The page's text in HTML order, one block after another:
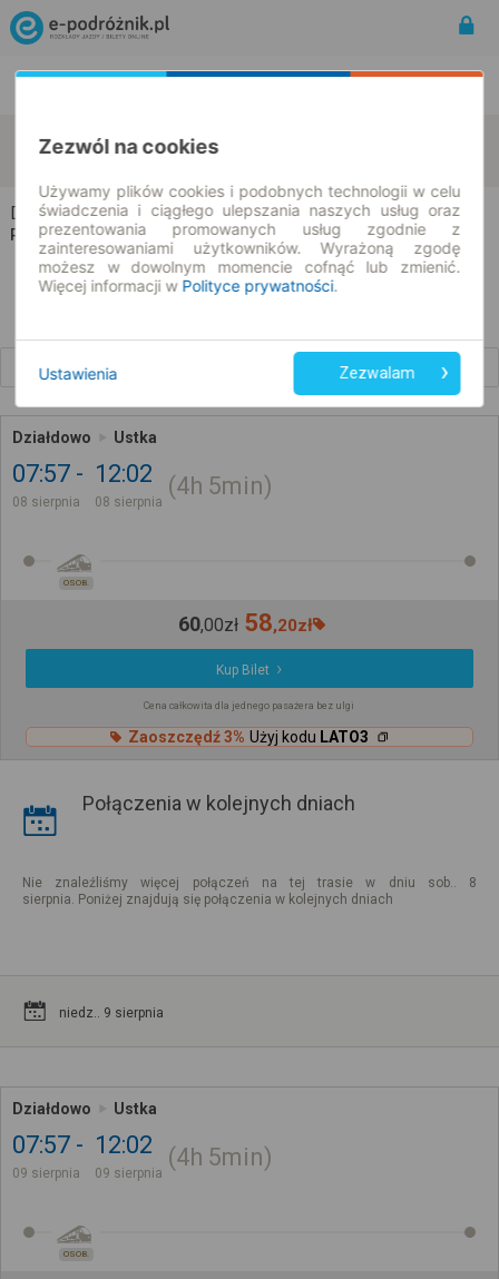
Działdowo
Ustka
Działdowo → Ustka
Rozkład jazdy i bilety
Działdowo Ustka
07:57
08 sierpnia
12:02
08 sierpnia
4h 5min
OSOB.
60,00zł 58,20zł
Kup Bilet
Cena całkowita dla jednego pasażera bez ulgi
Zaoszczędź 3% Użyj kodu LATO3
Połączenia w kolejnych dniach
Nie znaleźliśmy więcej połączeń na tej trasie w dniu sob.. 8
sierpnia. Poniżej znajdują się połączenia w kolejnych dniach
niedz.. 9 sierpnia
Działdowo Ustka
07:57
09 sierpnia
12:02
09 sierpnia
4h 5min
OSOB.
Zezwól na cookies
Używamy plików cookies i podobnych technologii w celu
świadczenia i ciągłego ulepszania naszych usług oraz
prezentowania promowanych usług zgodnie z
zainteresowaniami użytkowników. Wyrażoną zgodę
możesz w dowolnym momencie cofnąć lub zmienić.
Więcej informacji w Polityce prywatności.
Ustawienia Zezwalam